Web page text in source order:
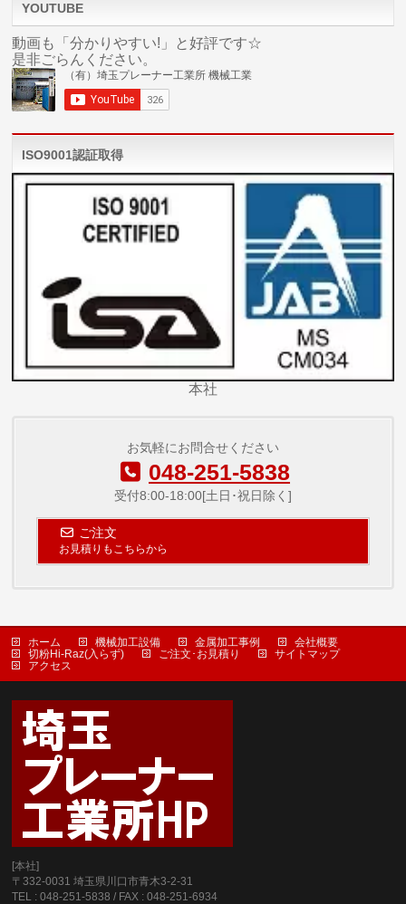
YOUTUBE
動画も「分かりやすい!」と好評です☆
是非ごらんください。
ISO9001認証取得
本社
お気軽にお問合せください
048-251-5838
受付8:00-18:00[土日･祝日除く]
ご注文
お見積りもこちらから
ホーム 機械加工設備 金属加工事例
会社概要
切粉Hi-Raz(入らず)
ご注文･お見積り
サイトマップ
アクセス
[本社]
〒332-0031 埼玉県川口市青木3-2-31
TEL : 048-251-5838 / FAX : 048-251-6934